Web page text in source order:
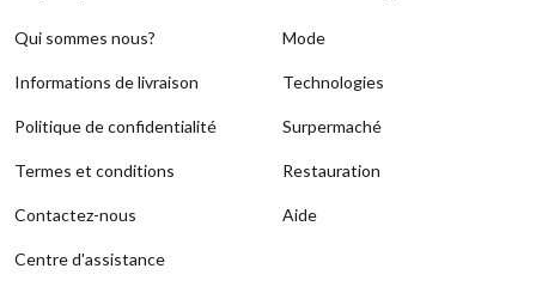
Qui sommes nous?
Informations de livraison
Politique de confidentialité
Termes et conditions
Contactez-nous
Centre d'assistance
Mode
Technologies
Surpermaché
Restauration
Aide